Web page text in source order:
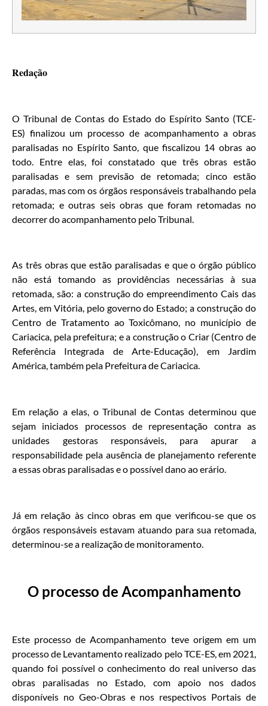
Redação
O Tribunal de Contas do Estado do Espírito Santo (TCE-
ES) finalizou um processo de acompanhamento a obras
paralisadas no Espírito Santo, que fiscalizou 14 obras ao
todo. Entre elas, foi constatado que três obras estão
paralisadas e sem previsão de retomada; cinco estão
paradas, mas com os órgãos responsáveis trabalhando pela
retomada; e outras seis obras que foram retomadas no
decorrer do acompanhamento pelo Tribunal.
As três obras que estão paralisadas e que o órgão público
não está tomando as providências necessárias à sua
retomada, são: a construção do empreendimento Cais das
Artes, em Vitória, pelo governo do Estado; a construção do
Centro de Tratamento ao Toxicômano, no município de
Cariacica, pela prefeitura; e a construção o Criar (Centro de
Referência Integrada de Arte-Educação), em Jardim
América, também pela Prefeitura de Cariacica.
Em relação a elas, o Tribunal de Contas determinou que
sejam iniciados processos de representação contra as
unidades gestoras responsáveis, para apurar a
responsabilidade pela ausência de planejamento referente
a essas obras paralisadas e o possível dano ao erário.
Já em relação às cinco obras em que verificou-se que os
órgãos responsáveis estavam atuando para sua retomada,
determinou-se a realização de monitoramento.
O processo de Acompanhamento
Este processo de Acompanhamento teve origem em um
processo de Levantamento realizado pelo TCE-ES, em 2021,
quando foi possível o conhecimento do real universo das
obras paralisadas no Estado, com apoio nos dados
disponíveis no Geo-Obras e nos respectivos Portais de